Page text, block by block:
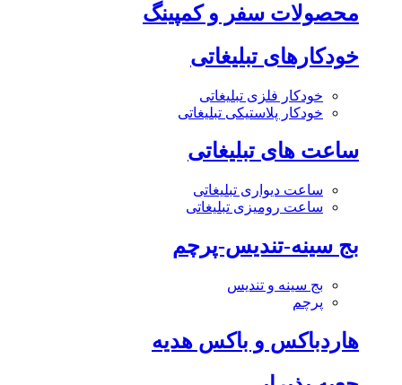
محصولات سفر و کمپینگ
خودکارهای تبلیغاتی
خودکار فلزی تبلیغاتی
خودکار پلاستیکی تبلیغاتی
ساعت های تبلیغاتی
ساعت دیواری تبلیغاتی
ساعت رومیزی تبلیغاتی
بج سینه-تندیس-پرچم
بج سینه و تندیس
پرچم
هاردباکس و باکس هدیه